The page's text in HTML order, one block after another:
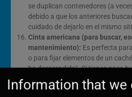
se duplican contenedores (a
debido a que los anteriores
cuidado de dejarlo en el mismo
Cinta americana (para buscar,
mantenimiento): Es perfecta
o para fijar elementos de un
ha desprendido). Si tienes poco
rollo compacto enrollado sobre
para ahorrar espacio.
Information that we